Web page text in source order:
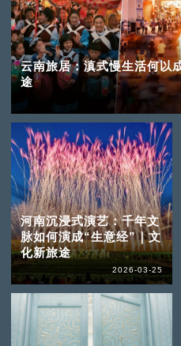
云南旅居：滇式慢生活何以
途
河南沉浸式演艺：千年文
脉如何演成“生意经”｜文
化新旅途
2026-03-25